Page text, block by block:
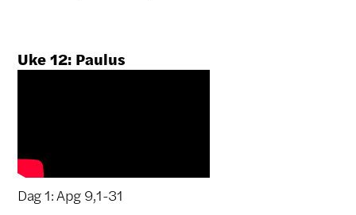
Uke 12: Paulus
Dag 1: Apg 9,1-31